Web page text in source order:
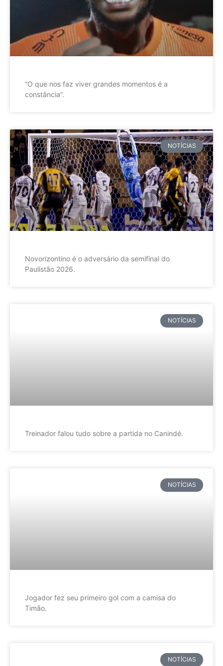
”O que nos faz viver grandes momentos é a
constância”.
NOTÍCIAS
Novorizontino é o adversário da semifinal do
Paulistão 2026.
NOTÍCIAS
Treinador falou tudo sobre a partida no Canindé.
NOTÍCIAS
Jogador fez seu primeiro gol com a camisa do
Timão.
NOTÍCIAS